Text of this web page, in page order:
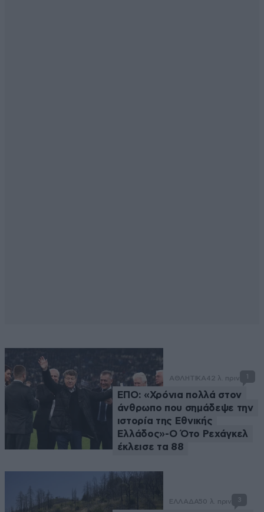
ΑΘΛΗΤΙΚΑ42 λ. πριν 1
ΕΠΟ: «Χρόνια πολλά στον
άνθρωπο που σημάδεψε την
ιστορία της Εθνικής
Ελλάδος»-Ο Ότο Ρεχάγκελ
έκλεισε τα 88
ΕΛΛΑΔΑ50 λ. πριν 3